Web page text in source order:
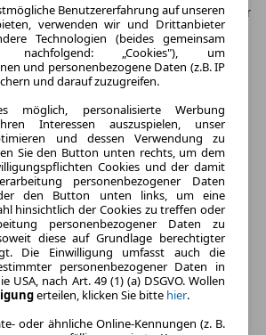
eine Reichweite von bis zu 400 Kilometer
auf 80% aufgeladen werden. Mit
kW (272 PS) beschleunigt der MG
von 0 auf 100 km/h. Das
über einen intelligenten Allradantrieb,
sorgt und ein dynamisches
zudem eine Vielzahl von
die das Fahrerlebnis
Mit seinem modernen Design und
setzt der MG Marvel R auch in
Luxus Maßstäbe.
nur umweltfreundlich, sondern auch
Mit einem attraktiven Preis-
ist er eine attraktive Option für alle, die
Benutzererfahrung auf unseren
verwenden wir und Drittanbieter
Technologien (beides gemeinsam
„Cookies"), um
und personenbezogene Daten (z.B. IP
und darauf zuzugreifen.
möglich, personalisierte Werbung
Interessen auszuspielen, unser
und dessen Verwendung zu
Sie den Button unten rechts, um dem
Cookies und der damit
personenbezogener Daten
den Button unten links, um eine
hinsichtlich der Cookies zu treffen oder
personenbezogener Daten zu
diese auf Grundlage berechtigter
Die Einwilligung umfasst auch die
personenbezogener Daten in
USA, nach Art. 49 (1) (a) DSGVO. Wollen
erteilen, klicken Sie bitte hier.
oder ähnliche Online-Kennungen (z. B.